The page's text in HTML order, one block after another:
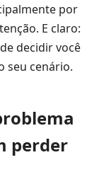
por
E claro:
decidir você
seu cenário.
perder